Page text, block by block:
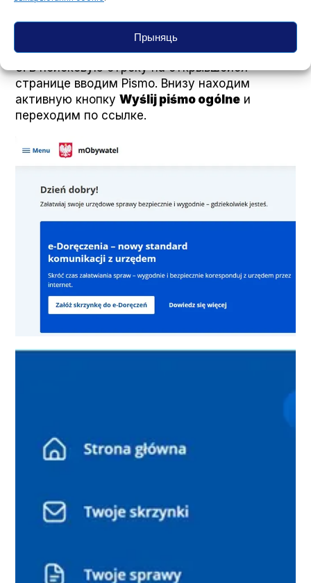
Прыняць
вMenuвыбираем
нажимаем на кнопку внизу страницыPrze­jdź
3. В поисковую строку на открывшейся
странице вводим Pis­mo. Внизу находим
активную кнопкуWyślij piś­mo ogólne и
переходим по ссылке.